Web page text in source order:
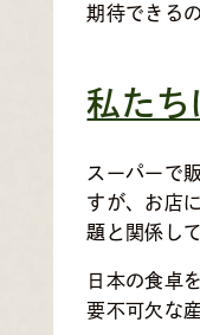
期待できる
私たち
スーパーで
すが、お店
題と関係し
日本の食卓
要不可欠な